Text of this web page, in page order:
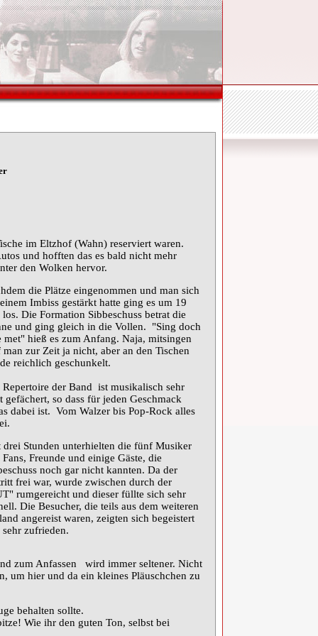
im Eltzhof (Wahn) reserviert waren.
und hofften das es bald nicht mehr
den Wolken hervor.
die Plätze eingenommen und man sich
Imbiss gestärkt hatte ging es um 19
Die Formation Sibbeschuss betrat die
und ging gleich in die Vollen. "Sing doch
met" hieß es zum Anfang. Naja, mitsingen
man zur Zeit ja nicht, aber an den Tischen
reichlich geschunkelt.
Repertoire der Band ist musikalisch sehr
gefächert, so dass für jeden Geschmack
dabei ist. Vom Walzer bis Pop-Rock alles
drei Stunden unterhielten die fünf Musiker
Freunde und einige Gäste, die
noch gar nicht kannten. Da der
frei war, wurde zwischen durch der
rumgereicht und dieser füllte sich sehr
Die Besucher, die teils aus dem weiteren
angereist waren, zeigten sich begeistert
sehr zufrieden.
zum Anfassen wird immer seltener. Nicht
um hier und da ein kleines Pläuschchen zu
behalten sollte.
Wie ihr den guten Ton, selbst bei